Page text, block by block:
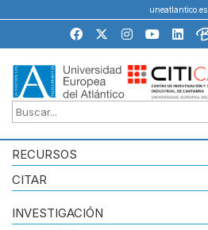
uneatlantico.es
RECURSOS
CITAR
INVESTIGACIÓN